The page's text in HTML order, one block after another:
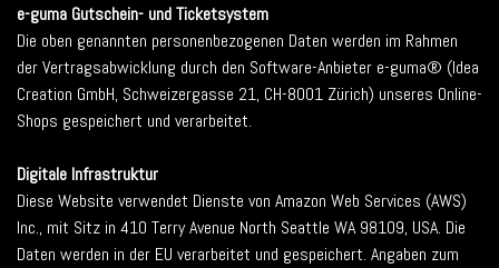
e-guma Gutschein- und Ticketsystem
Die oben genannten personenbezogenen Daten werden im Rahmen
der Vertragsabwicklung durch den Software-Anbieter e-guma® (Idea
Creation GmbH, Schweizergasse 21, CH-8001 Zürich) unseres Online-
Shops gespeichert und verarbeitet.
Digitale Infrastruktur
Diese Website verwendet Dienste von Amazon Web Services (AWS)
Inc., mit Sitz in 410 Terry Avenue North Seattle WA 98109, USA. Die
Daten werden in der EU verarbeitet und gespeichert. Angaben zum